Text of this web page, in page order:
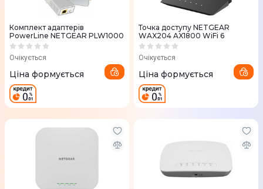
Комплект адаптерiв
PowerLine NETGEAR PLW1000
Очікується
Ціна формується
Точка доступу NETGEAR
WAX204 AX1800 WiFi 6
Очікується
Ціна формується